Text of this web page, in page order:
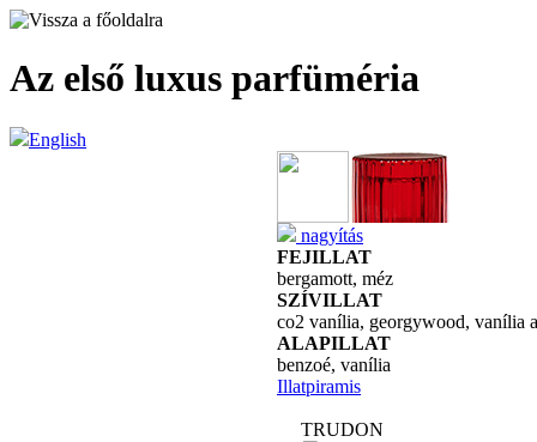
Az első luxus parfüméria
English
nagyítás
FEJILLAT
bergamott, méz
SZÍVILLAT
co2 vanília, georgywood, vanília
ALAPILLAT
benzoé, vanília
Illatpiramis
TRUDON